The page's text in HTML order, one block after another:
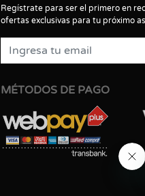
Regístrate para ser el primero en
ofertas exclusivas para tu próximo
MÉTODOS DE PAGO